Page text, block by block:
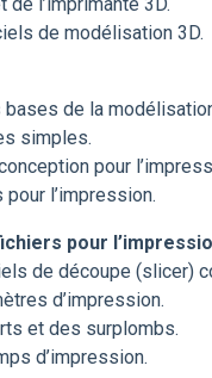
de modélisation 3D.
de la
simples.
pour
l’impression.
pour
de découpe (slicer)
d’impression.
et des surplombs.
d’impression.